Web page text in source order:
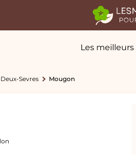
Les meilleurs
Deux-Sevres Mougon